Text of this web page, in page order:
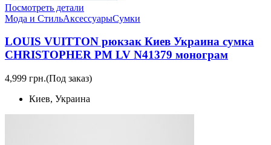
Посмотреть детали
Мода и СтильАксессуарыСумки
LOUIS VUITTON рюкзак Киев Украина сумка
CHRISTOPHER PM LV N41379 монограм
4,999 грн.(Под заказ)
Киев, Украина